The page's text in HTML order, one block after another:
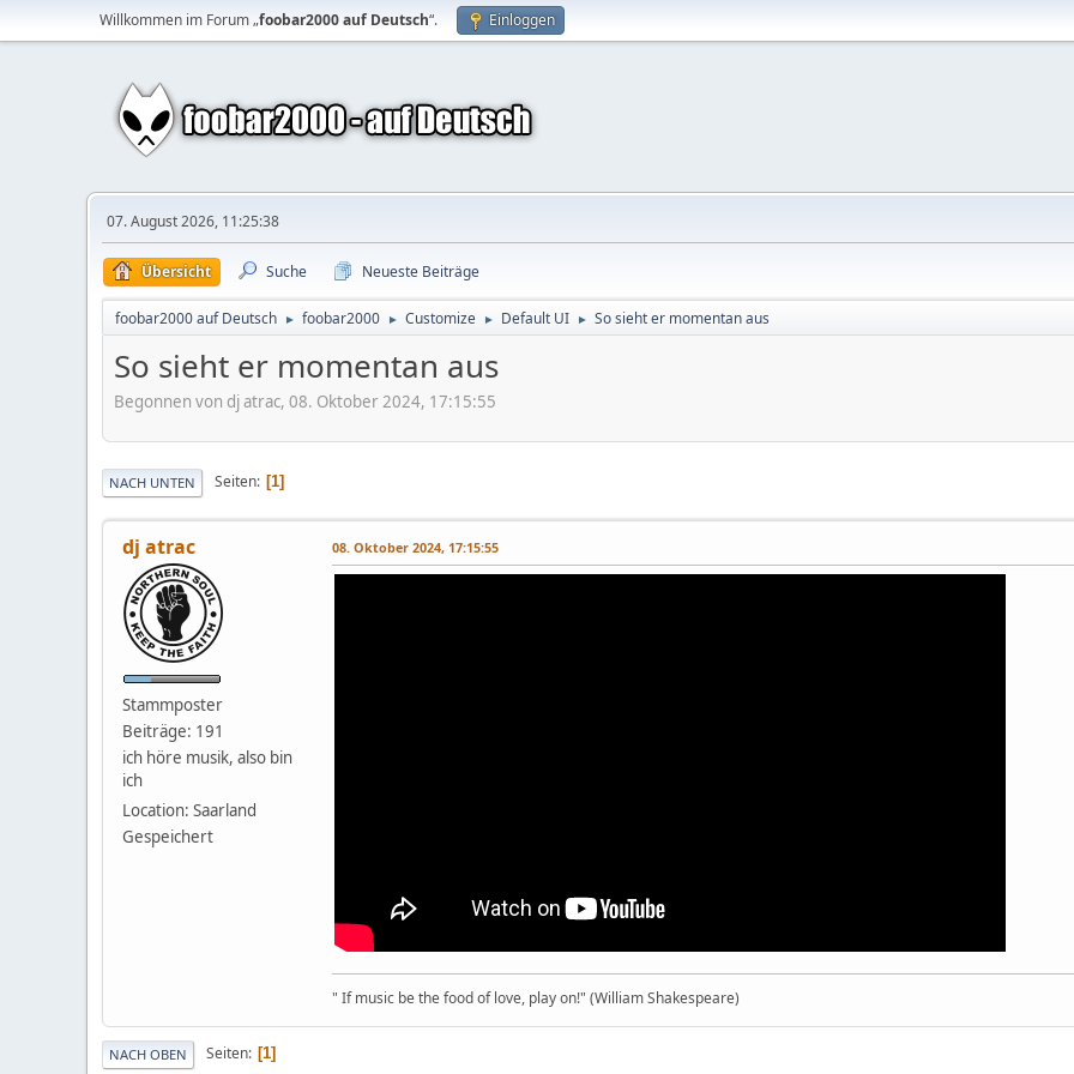
Willkommen im Forum „foobar2000 auf Deutsch“. Einloggen
07. August 2026, 11:25:38
Übersicht Suche Neueste Beiträge
foobar2000 auf Deutsch ► foobar2000 ► Customize ► Default UI ► So sieht er momentan aus
So sieht er momentan aus
Begonnen von dj atrac, 08. Oktober 2024, 17:15:55
NACH UNTEN Seiten 1
dj atrac
Stammposter
Beiträge: 191
ich höre musik, also bin
ich
Location: Saarland
Gespeichert
08. Oktober 2024, 17:15:55
" If music be the food of love, play on!" (William Shakespeare)
NACH OBEN Seiten 1